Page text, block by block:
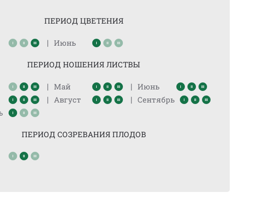
ПЕРИОД ЦВЕТЕНИЯ
| Июнь
ПЕРИОД НОШЕНИЯ ЛИСТВЫ
| Май | Июнь
| Август | Сентябрь
ПЕРИОД СОЗРЕВАНИЯ ПЛОДОВ